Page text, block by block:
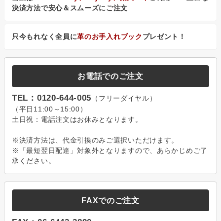
決済方法で安心＆スムーズにご注文
只今もれなく全員に革のお手入れブック プレゼント！
お電話でのご注文
TEL：0120-644-005 （フリーダイヤル）
（平日11:00～15:00）
土日祝：電話注文はお休みとなります。
※決済方法は、代金引換のみご選択いただけます。
※「最短翌日配達」対象外となりますので、あらかじめご了
承ください。
FAXでのご注文